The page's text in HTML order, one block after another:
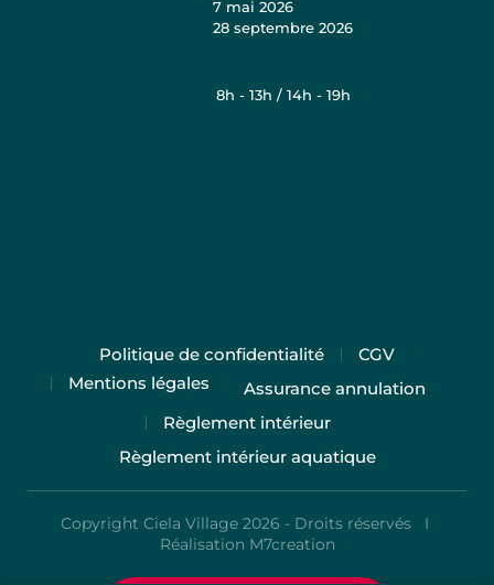
7 mai 2026
28 septembre 2026
8h - 13h / 14h - 19h
Politique de confidentialité
CGV
Mentions légales
Assurance annulation
Règlement intérieur
Règlement intérieur aquatique
Copyright Ciela Village 2026 - Droits réservés I
Réalisation M7creation